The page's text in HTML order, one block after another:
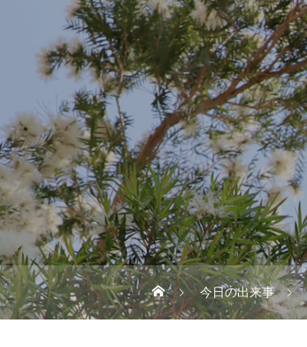
今日の出来事